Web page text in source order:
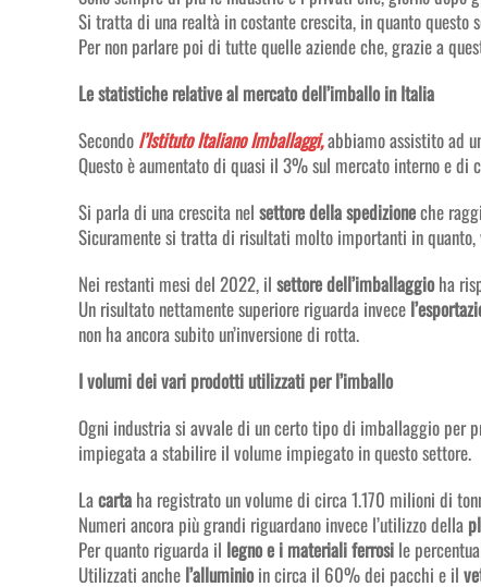
Si tratta di una realtà in costante crescita, in quanto
Per non parlare poi di tutte quelle aziende che, grazie a
Le statistiche relative al mercato dell’imballo in Italia
Secondo l’Istituto Italiano Imballaggi,abbiamo assistito ad
Questo è aumentato di quasi il 3% sul mercato interno e di
Si parla di una crescita nel settore della spedizioneche
Sicuramente si tratta di risultati molto importanti in
Nei restanti mesi del 2022, il settore dell’imballaggioha
Un risultato nettamente superiore riguarda invece
non ha ancora subito un’inversione di rotta.
I volumi dei vari prodotti utilizzati per l’imballo
Ogni industria si avvale di un certo tipo di imballaggio per
impiegata a stabilire il volume impiegato in questo settore.
Lacarta ha registrato un volume di circa 1.170 milioni di
Numeri ancora più grandi riguardano invece l’utilizzo della
Per quanto riguarda il legno e i materiali ferrosi le
Utilizzati anche l’alluminioin circa il 60% dei pacchi e il